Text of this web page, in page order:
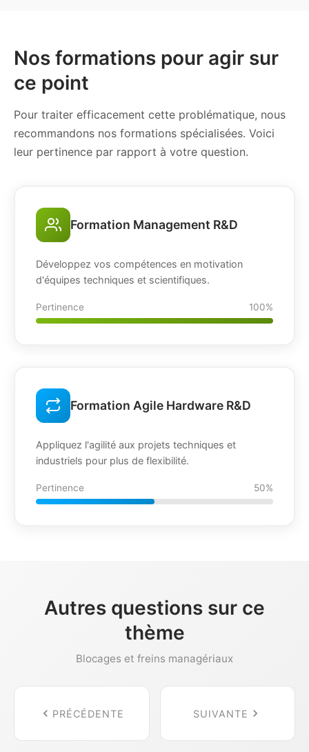
Nos formations pour agir sur
ce point
Pour traiter efficacement cette problématique, nous
recommandons nos formations spécialisées. Voici
leur pertinence par rapport à votre question.
Formation Management R&D
Développez vos compétences en motivation
d'équipes techniques et scientifiques.
Pertinence 100%
Formation Agile Hardware R&D
Appliquez l'agilité aux projets techniques et
industriels pour plus de flexibilité.
Pertinence 50%
Autres questions sur ce
thème
Blocages et freins managériaux
PRÉCÉDENTE SUIVANTE